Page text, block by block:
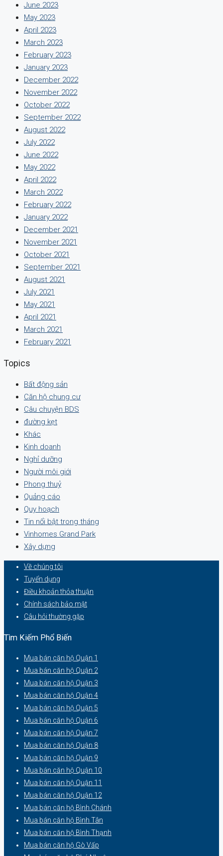
June 2023
May 2023
April 2023
March 2023
February 2023
January 2023
December 2022
November 2022
October 2022
September 2022
August 2022
July 2022
June 2022
May 2022
April 2022
March 2022
February 2022
January 2022
December 2021
November 2021
October 2021
September 2021
August 2021
July 2021
May 2021
April 2021
March 2021
February 2021
Topics
Bất động sản
Căn hộ chung cư
Câu chuyện BDS
đường kẹt
Khác
Kinh doanh
Nghỉ dưỡng
Người môi giới
Phong thuỷ
Quảng cáo
Quy hoạch
Tin nổi bật trong tháng
Vinhomes Grand Park
Xây dựng
Về chúng tôi
Tuyển dụng
Điều khoản thỏa thuận
Chính sách bảo mật
Câu hỏi thường gặp
Tìm Kiếm Phổ Biến
Mua bán căn hộ Quận 1
Mua bán căn hộ Quận 2
Mua bán căn hộ Quận 3
Mua bán căn hộ Quận 4
Mua bán căn hộ Quận 5
Mua bán căn hộ Quận 6
Mua bán căn hộ Quận 7
Mua bán căn hộ Quận 8
Mua bán căn hộ Quận 9
Mua bán căn hộ Quận 10
Mua bán căn hộ Quận 11
Mua bán căn hộ Quận 12
Mua bán căn hộ Bình Chánh
Mua bán căn hộ Bình Tân
Mua bán căn hộ Bình Thạnh
Mua bán căn hộ Gò Vấp